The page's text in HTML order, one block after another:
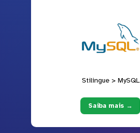
Stilingue > MySQL
Saiba mais →